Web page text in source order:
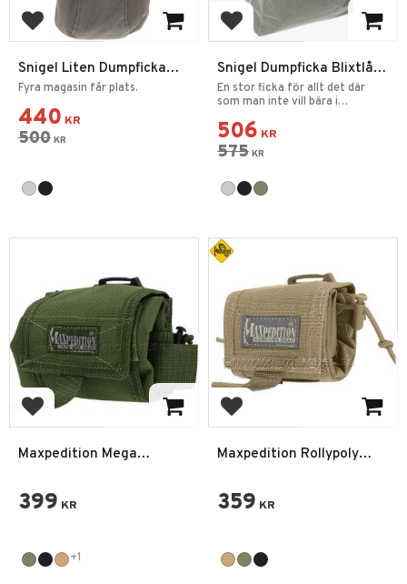
Add to favorites
Snigel Liten Dumpficka
Pouch 2.0
Fyra magasin får plats.
440 KR
500 KR
Add to favorites
Snigel Dumpficka Blixtlås
Pouch 10
En stor ficka för allt det där
som man inte vill bära i
506 KR
575 KR
Add to favorites
Maxpedition Mega
399 KR
+1
Add to favorites
Maxpedition Rollypoly
359 KR